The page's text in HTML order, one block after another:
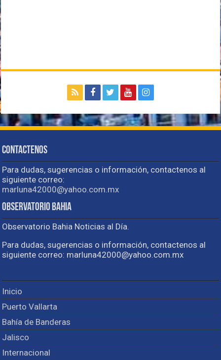
Contactenos
Para dudas, sugerencias o información, contactenos al
siguiente correo:
marluna42000@yahoo.com.mx
Observatorio Bahia
Observatorio Bahia Noticias al Día.
Para dudas, sugerencias o información, contactenos al
siguiente correo: marluna42000@yahoo.com.mx
Inicio
Puerto Vallarta
Bahía de Banderas
Jalisco
Internacional